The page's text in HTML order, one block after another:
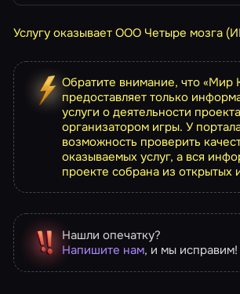
Услугу оказывает ООО Четыре мозга
Обратите внимание, что «Мир
предоставляет только
услуги о деятельности
организатором игры. У
возможность проверить
оказываемых услуг, а вся
проекте собрана из открытых
Нашли опечатку?
Напишите нам, и мы исправим!